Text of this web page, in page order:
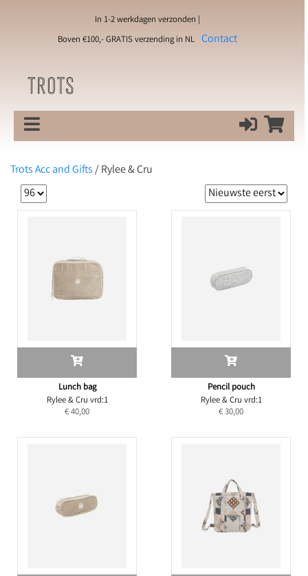
In 1-2 werkdagen verzonden |
Boven €100,- GRATIS verzending in NL Contact
Trots Acc and Gifts/Rylee & Cru
Lunch bag
Rylee & Cru vrd:1
€ 40,00
Pencil pouch
Rylee & Cru vrd:1
€ 30,00